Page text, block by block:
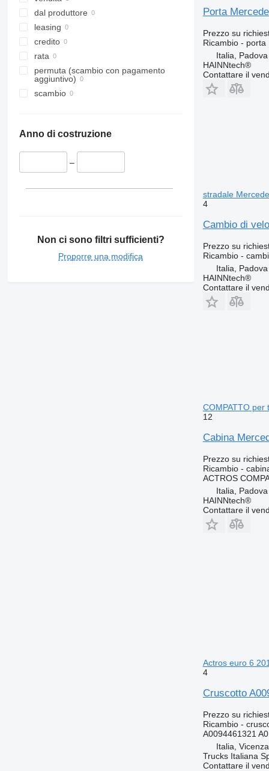
dal produttore
leasing
credito
rata
permuta (scambio con pagamento
aggiuntivo)
scambio
Anno di costruzione
–
Non ci sono filtri sufficienti?
Proporre una modifica
Porta
Prezzo su
Ricambio - porta
Italia, Padova
HAINNtech®
Contattare il
stradale
4
Cambio di
Prezzo su
Ricambio -
Italia, Padova
HAINNtech®
Contattare il
COMPATTO per
12
Cabina
Prezzo su
Ricambio -
ACTROS
Italia, Padova
HAINNtech®
Contattare il
Actros euro 6
4
Cruscotto
Prezzo su
Ricambio -
A0094461321
Italia,
Trucks Italiana
Contattare il